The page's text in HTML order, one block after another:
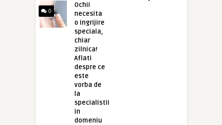
0
Ochii
necesita
o ingrijire
speciala,
chiar
zilnica!
Aflati
despre ce
este
vorba de
la
specialistii
in
domeniu